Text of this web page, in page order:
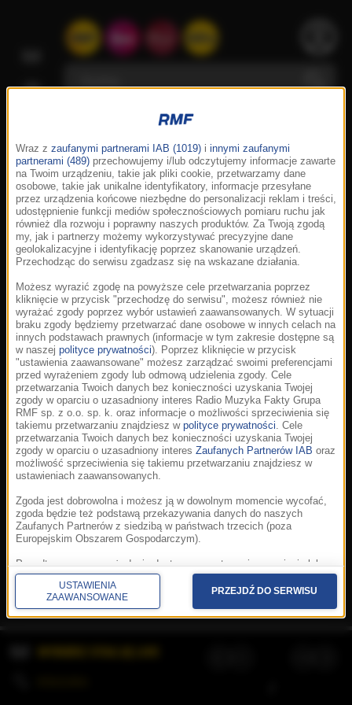
Korzystanie z portalu oznacza akceptację
Prywatność.Aplikacje.© 2026 Radio Muzyka
Fakty Grupa RMF sp. z o.o. sp. k.
Wraz z zaufanymi partnerami IAB (1019) i innymi zaufanymi
partnerami (489) przechowujemy i/lub odczytujemy informacje zawarte
na Twoim urządzeniu, takie jak pliki cookie, przetwarzamy dane
osobowe, takie jak unikalne identyfikatory, informacje przesyłane
przez urządzenia końcowe niezbędne do personalizacji reklam i treści,
udostępnienie funkcji mediów społecznościowych pomiaru ruchu jak
również dla rozwoju i poprawny naszych produktów. Za Twoją zgodą
my, jak i partnerzy możemy wykorzystywać precyzyjne dane
geolokalizacyjne i identyfikację poprzez skanowanie urządzeń.
Przechodząc do serwisu zgadzasz się na wskazane działania.
Możesz wyrazić zgodę na powyższe cele przetwarzania poprzez
kliknięcie w przycisk "przechodzę do serwisu", możesz również nie
wyrażać zgody poprzez wybór ustawień zaawansowanych. W sytuacji
braku zgody będziemy przetwarzać dane osobowe w innych celach na
innych podstawach prawnych (informacje w tym zakresie dostępne są
w naszej polityce prywatności). Poprzez kliknięcie w przycisk
"ustawienia zaawansowane" możesz zarządzać swoimi preferencjami
przed wyrażeniem zgody lub odmową udzielenia zgody. Cele
przetwarzania Twoich danych bez konieczności uzyskania Twojej
zgody w oparciu o uzasadniony interes Radio Muzyka Fakty Grupa
RMF sp. z o.o. sp. k. oraz informacje o możliwości sprzeciwienia się
takiemu przetwarzaniu znajdziesz w polityce prywatności. Cele
przetwarzania Twoich danych bez konieczności uzyskania Twojej
zgody w oparciu o uzasadniony interes Zaufanych Partnerów IAB oraz
możliwość sprzeciwienia się takiemu przetwarzaniu znajdziesz w
ustawieniach zaawansowanych.
Zgoda jest dobrowolna i możesz ją w dowolnym momencie wycofać,
zgoda będzie też podstawą przekazywania danych do naszych
Zaufanych Partnerów z siedzibą w państwach trzecich (poza
Europejskim Obszarem Gospodarczym).
Ponadto masz prawo żądania dostępu, sprostowania, usunięcia lub
ograniczenia przetwarzania danych, a także złożenia skargi do
Prezesa Urzędu Ochrony Danych Osobowych. W polityce prywatności
znajdziesz informacje jak wykonać swoje prawa. Szczegółowe
informacje na temat przetwarzania Twoich danych znajdują się w
USTAWIENIA
ZAAWANSOWANE
PRZEJDŹ DO SERWISU